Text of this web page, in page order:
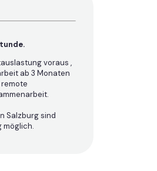
voraus ,
ab 3 Monaten
Salzburg sind
möglich.